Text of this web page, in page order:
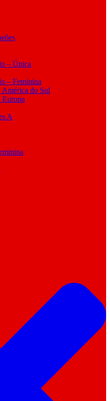
– Única
– Feminina
do Sul
Europa
A